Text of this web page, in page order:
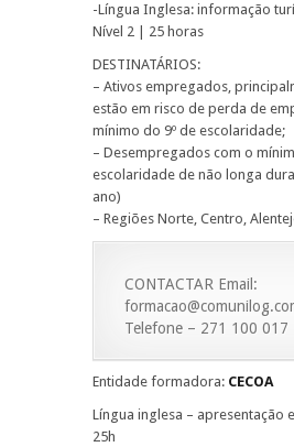
-Língua Inglesa: informação
Nível 2 | 25 horas
DESTINATÁRIOS:
– Ativos empregados,
estão em risco de perda de
mínimo do 9º de escolaridade;
– Desempregados com o
escolaridade de não longa
ano)
– Regiões Norte, Centro,
CONTACTAR Email:
Telefone – 271 100 017
Entidade formadora: CECOA
Língua inglesa – apresentação
25h